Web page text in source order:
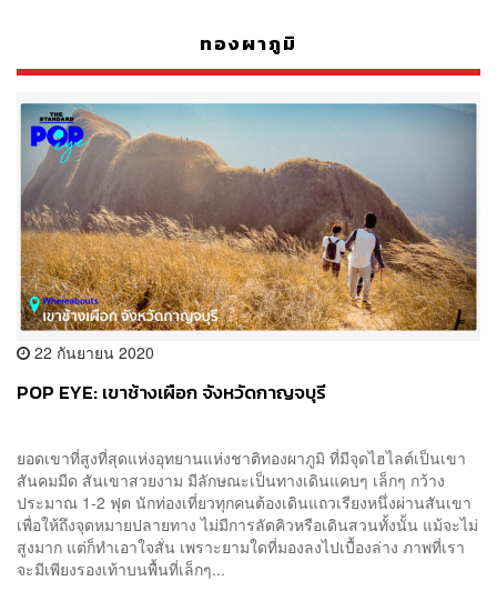
ทองผาภูมิ
22 กันยายน 2020
POP EYE: เขาช้างเผือก จังหวัดกาญจบุรี
ยอดเขาที่สูงที่สุดแห่งอุทยานแห่งชาติทองผาภูมิ ที่มีจุดไฮไลต์เป็นเขา
สันคมมีด สันเขาสวยงาม มีลักษณะเป็นทางเดินแคบๆ เล็กๆ กว้าง
ประมาณ 1-2 ฟุต นักท่องเที่ยวทุกคนต้องเดินแถวเรียงหนึ่งผ่านสันเขา
เพื่อให้ถึงจุดหมายปลายทาง ไม่มีการลัดคิวหรือเดินสวนทั้งนั้น แม้จะไม่
สูงมาก แต่ก็ทำเอาใจสั่น เพราะยามใดที่มองลงไปเบื้องล่าง ภาพที่เรา
จะมีเพียงรองเท้าบนพื้นที่เล็กๆ...